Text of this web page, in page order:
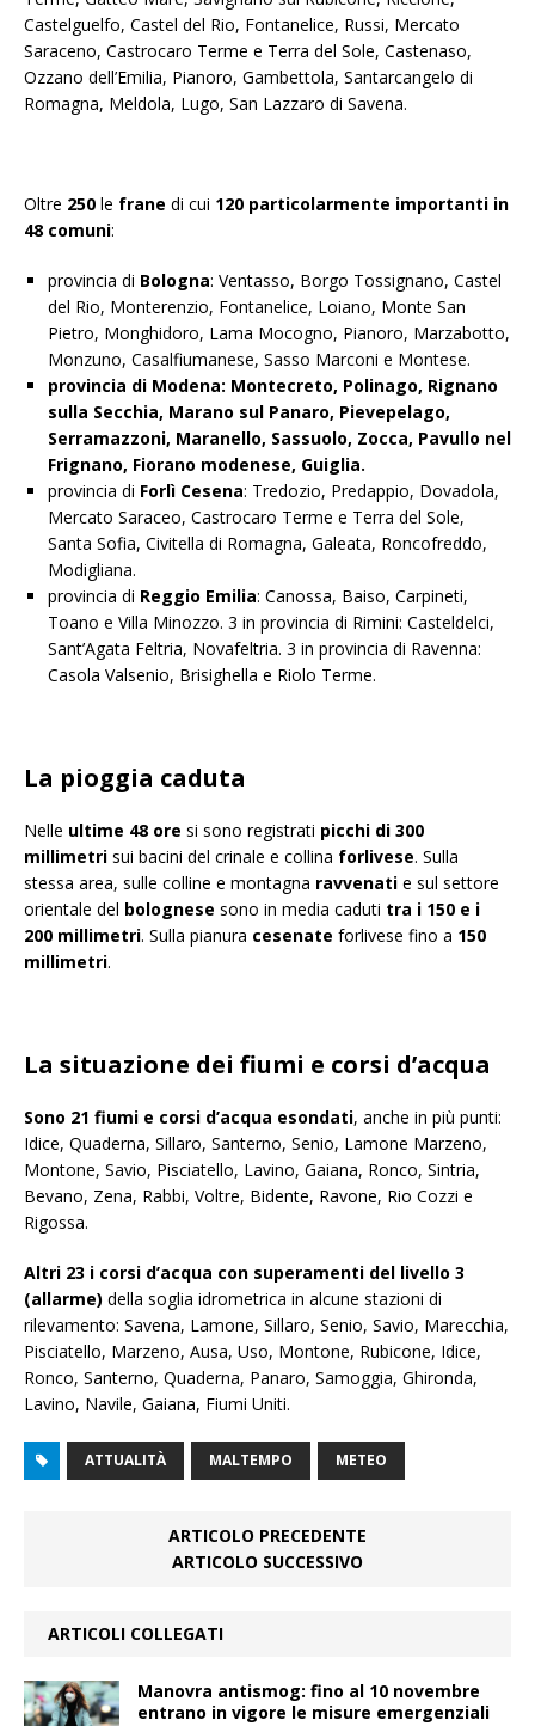
Castelguelfo, Castel del Rio, Fontanelice, Russi, Mercato
Saraceno, Castrocaro Terme e Terra del Sole, Castenaso,
Ozzano dell’Emilia, Pianoro, Gambettola, Santarcangelo di
Romagna, Meldola, Lugo, San Lazzaro di Savena.
Oltre 250 le frane di cui 120 particolarmente importanti in
48 comuni:
provincia di Bologna: Ventasso, Borgo Tossignano, Castel
del Rio, Monterenzio, Fontanelice, Loiano, Monte San
Pietro, Monghidoro, Lama Mocogno, Pianoro, Marzabotto,
Monzuno, Casalfiumanese, Sasso Marconi e Montese.
provincia di Modena: Montecreto, Polinago, Rignano
sulla Secchia, Marano sul Panaro, Pievepelago,
Serramazzoni, Maranello, Sassuolo, Zocca, Pavullo nel
Frignano, Fiorano modenese, Guiglia.
provincia di Forlì Cesena: Tredozio, Predappio, Dovadola,
Mercato Saraceo, Castrocaro Terme e Terra del Sole,
Santa Sofia, Civitella di Romagna, Galeata, Roncofreddo,
Modigliana.
provincia di Reggio Emilia: Canossa, Baiso, Carpineti,
Toano e Villa Minozzo. 3 in provincia di Rimini: Casteldelci,
Sant’Agata Feltria, Novafeltria. 3 in provincia di Ravenna:
Casola Valsenio, Brisighella e Riolo Terme.
La pioggia caduta
Nelle ultime 48 ore si sono registrati picchi di 300
millimetri sui bacini del crinale e collina forlivese. Sulla
stessa area, sulle colline e montagna ravvenati e sul settore
orientale del bolognese sono in media caduti tra i 150 e i
200 millimetri. Sulla pianura cesenate forlivese fino a 150
millimetri.
La situazione dei fiumi e corsi d’acqua
Sono 21 fiumi e corsi d’acqua esondati, anche in più punti:
Idice, Quaderna, Sillaro, Santerno, Senio, Lamone Marzeno,
Montone, Savio, Pisciatello, Lavino, Gaiana, Ronco, Sintria,
Bevano, Zena, Rabbi, Voltre, Bidente, Ravone, Rio Cozzi e
Rigossa.
Altri 23 i corsi d’acqua con superamenti del livello 3
(allarme) della soglia idrometrica in alcune stazioni di
rilevamento: Savena, Lamone, Sillaro, Senio, Savio, Marecchia,
Pisciatello, Marzeno, Ausa, Uso, Montone, Rubicone, Idice,
Ronco, Santerno, Quaderna, Panaro, Samoggia, Ghironda,
Lavino, Navile, Gaiana, Fiumi Uniti.
ATTUALITÀ MALTEMPO METEO
ARTICOLO PRECEDENTE
ARTICOLO SUCCESSIVO
ARTICOLI COLLEGATI
Manovra antismog: fino al 10 novembre
entrano in vigore le misure emergenziali